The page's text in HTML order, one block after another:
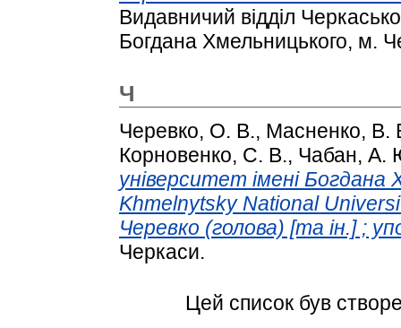
Видавничий відділ
Богдана Хмельницького, м.
Ч
Черевко, О. В., Масненко, В.
Корновенко, С. В., Чабан, А.
університет імені Богдана
Khmelnytsky National
Черевко (голова) [та ін.] ;
Черкаси.
Цей список був